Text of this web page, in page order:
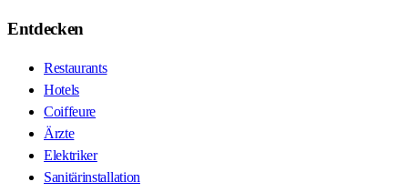
Entdecken
Restaurants
Hotels
Coiffeure
Ärzte
Elektriker
Sanitärinstallation